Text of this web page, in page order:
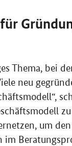
für
Thema, bei
neu
um
im